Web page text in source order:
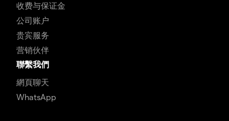
收费与保证金
公司账户
贵宾服务
营销伙伴
聯繫我們
網頁聊天
WhatsApp